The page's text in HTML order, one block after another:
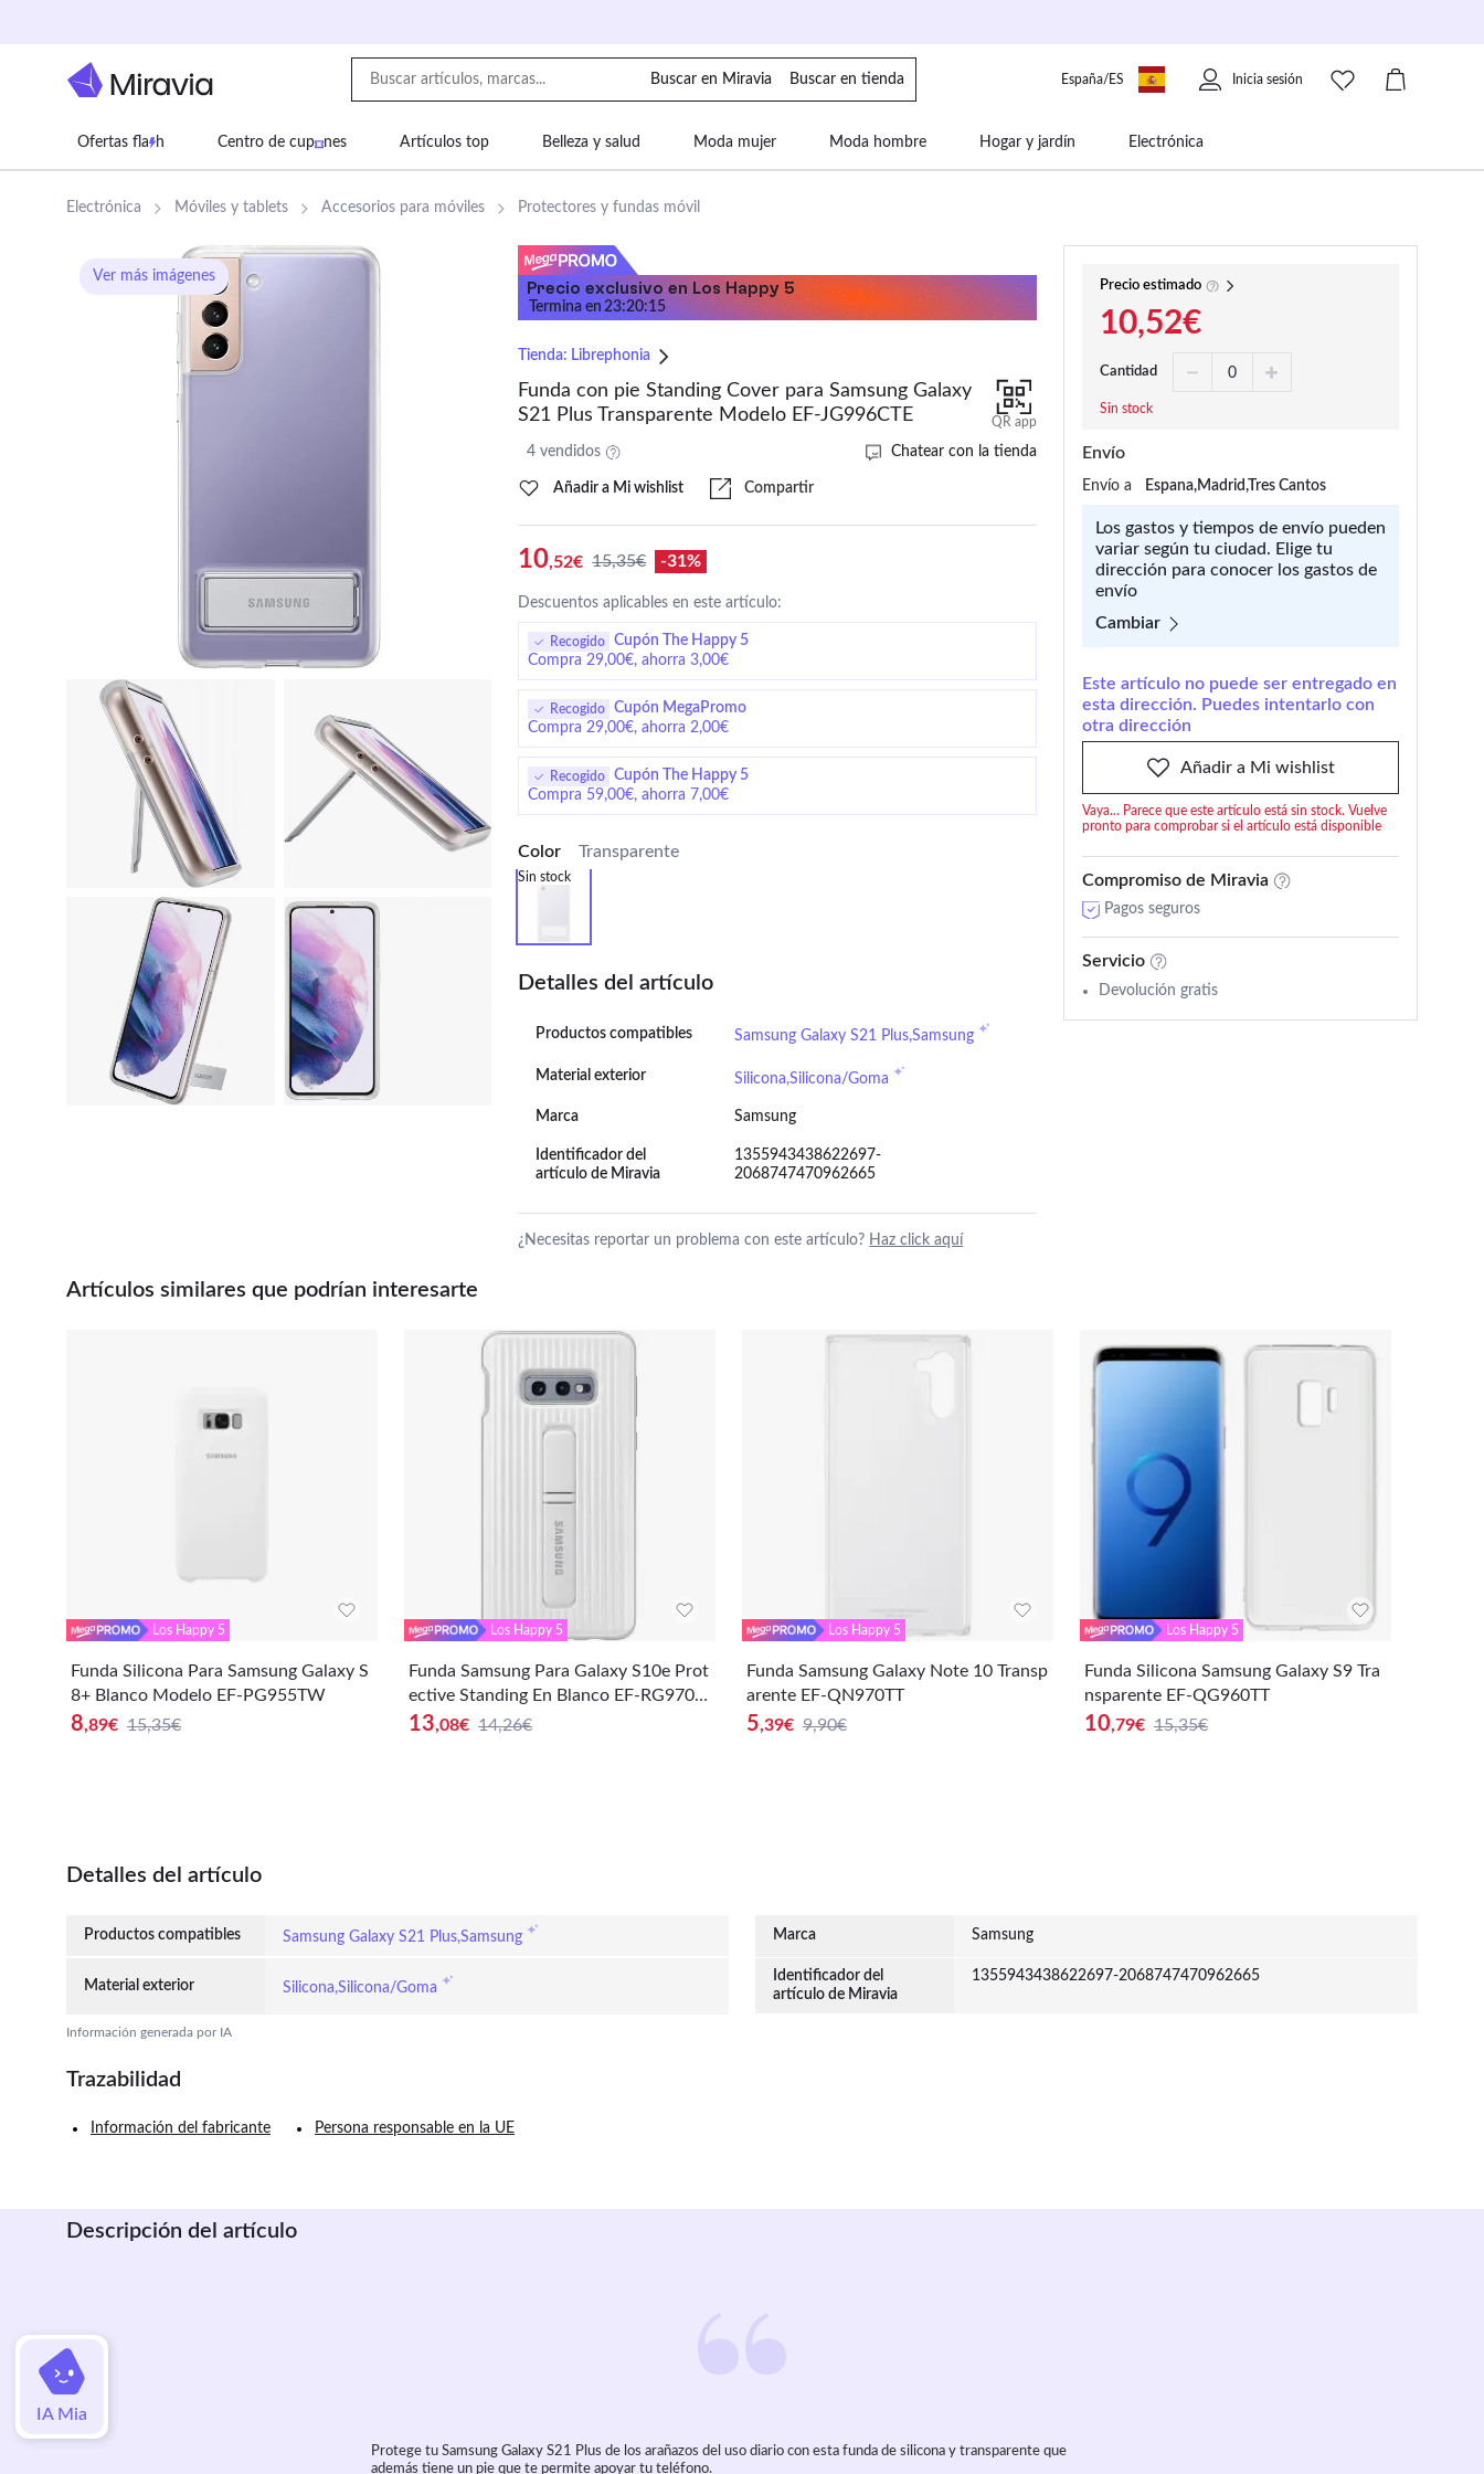
Buscar en Miravia Buscar en tienda España/ES Inicia sesión
Ofertas fla h Centro de cup nes Artículos top Belleza y salud Moda mujer Moda hombre Hogar y jardín Electrónica
Supermercado Juguetes Deportes Equipaje Mascotas
Electrónica Móviles y tablets Accesorios para móviles Protectores y fundas móvil
IA Mia
Ver más imágenes
Precio exclusivo en Los Happy 5
Termina en 23:20:15
Tienda: Librephonia
Funda con pie Standing Cover para Samsung Galaxy
S21 Plus Transparente Modelo EF-JG996CTE
QR app
4 vendidos Chatear con la tienda
Añadir a Mi wishlist Compartir
10,52€ 15,35€ -31%
Descuentos aplicables en este artículo:
Recogido
Cupón The Happy 5
Compra 29,00€, ahorra 3,00€
Recogido
Cupón MegaPromo
Compra 29,00€, ahorra 2,00€
Recogido
Cupón The Happy 5
Compra 59,00€, ahorra 7,00€
Color Transparente
Sin stock
Detalles del artículo
Productos compatibles Samsung Galaxy S21 Plus,Samsung
Material exterior Silicona,Silicona/Goma
Marca Samsung
Identificador del
artículo de Miravia
1355943438622697-
2068747470962665
¿Necesitas reportar un problema con este artículo? Haz click aquí
Precio estimado
10,52€
Cantidad
Sin stock
Envío
Envío a Espana,Madrid,Tres Cantos
Los gastos y tiempos de envío pueden
variar según tu ciudad. Elige tu
dirección para conocer los gastos de
envío
Cambiar
Este artículo no puede ser entregado en
esta dirección. Puedes intentarlo con
otra dirección
Añadir a Mi wishlist
Vaya... Parece que este artículo está sin stock. Vuelve
pronto para comprobar si el artículo está disponible
Compromiso de Miravia
Pagos seguros
Servicio
Devolución gratis
Artículos similares que podrían interesarte
Los Happy 5
Funda Silicona Para Samsung Galaxy S
8+ Blanco Modelo EF-PG955TW
8,89€ 15,35€
Los Happy 5
Funda Samsung Para Galaxy S10e Prot
ective Standing En Blanco EF-RG970C
W Nuevo
13,08€ 14,26€
Los Happy 5
Funda Samsung Galaxy Note 10 Transp
arente EF-QN970TT
5,39€ 9,90€
Los Happy 5
Funda Silicona Samsung Galaxy S9 Tra
nsparente EF-QG960TT
10,79€ 15,35€
Detalles del artículo
Productos compatibles Samsung Galaxy S21 Plus,Samsung Marca Samsung
Material exterior Silicona,Silicona/Goma
Identificador del
artículo de Miravia
1355943438622697-2068747470962665
Información generada por IA
Trazabilidad
Información del fabricante Persona responsable en la UE
Descripción del artículo
Protege tu Samsung Galaxy S21 Plus de los arañazos del uso diario con esta funda de silicona y transparente que
además tiene un pie que te permite apoyar tu teléfono.